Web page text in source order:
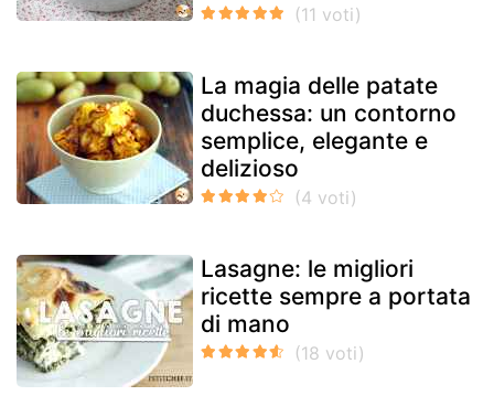
La magia delle patate
duchessa: un contorno
semplice, elegante e
delizioso
Lasagne: le migliori
ricette sempre a portata
di mano